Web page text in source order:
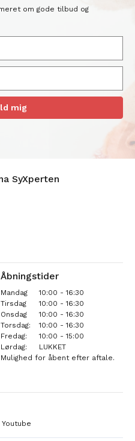
om gode tilbud og
mig
SyXperten
Åbningstider
Mandag
10:00 - 16:30
Tirsdag
10:00 - 16:30
Onsdag
10:00 - 16:30
Torsdag:
10:00 - 16:30
Fredag:
10:00 - 15:00
Lørdag:
LUKKET
Mulighed for åbent efter aftale.
Youtube